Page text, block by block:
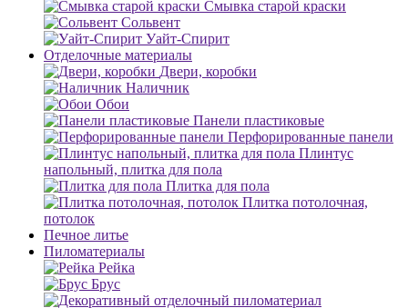
Смывка старой краски
Сольвент
Уайт-Спирит
Отделочные материалы
Двери, коробки
Наличник
Обои
Панели пластиковые
Перфорированные панели
Плинтус
напольный, плитка для пола
Плитка для пола
Плитка потолочная,
потолок
Печное литье
Пиломатериалы
Рейка
Брус